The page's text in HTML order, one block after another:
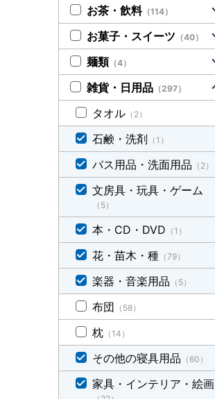
お茶・飲料（114）
お菓子・スイーツ （40）
麺類 （4）
雑貨・日用品 （297）
タオル （2）
石鹸・洗剤 （1）
バス用品・洗面用品 （2）
文房具・玩具・ゲーム
（5）
本・CD・DVD （1）
花・苗木・種 （79）
楽器・音楽用品 （5）
布団 （58）
枕 （14）
その他の寝具用品 （60）
家具・インテリア・絵画